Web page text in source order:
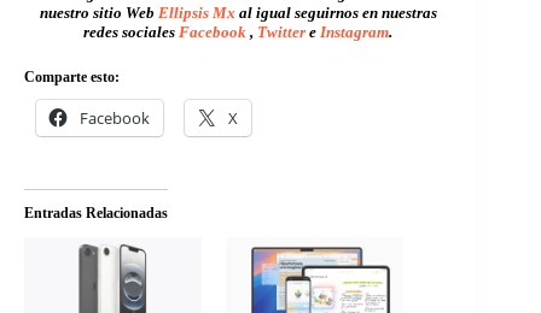
nuestro sitio Web Ellipsis Mx al igual seguirnos en nuestras
redes sociales Facebook , Twitter e Instagram.
Comparte esto:
Facebook X
Entradas Relacionadas